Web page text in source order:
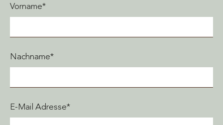
Vorname*
Nachname*
E-Mail Adresse*